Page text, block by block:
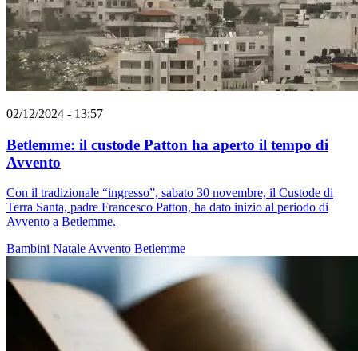
02/12/2024 - 13:57
Betlemme: il custode Patton ha aperto il tempo di
Avvento
Con il tradizionale “ingresso”, sabato 30 novembre, il Custode di
Terra Santa, padre Francesco Patton, ha dato inizio al periodo di
Avvento a Betlemme.
Bambini NataleAvvento Betlemme